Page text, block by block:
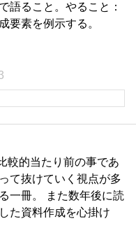
語ること。やること：
要素を例示する。
較的当たり前の事であ
て抜けていく視点が多
一冊。 また数年後に読
た資料作成を心掛け